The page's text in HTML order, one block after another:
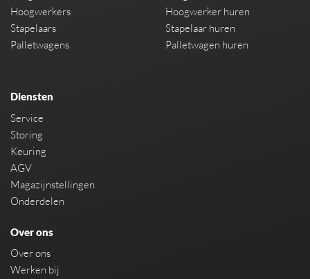
Hoogwerkers
Stapelaars
Palletwagens
Hoogwerker huren
Stapelaar huren
Palletwagen huren
Diensten
Service
Storing
Keuring
AGV
Magazijnstellingen
Onderdelen
Over ons
Over ons
Werken bij